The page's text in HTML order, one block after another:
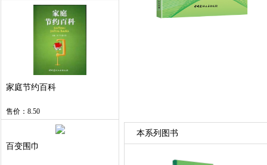
家庭节约百科
售价：8.50
百变围巾
本系列图书